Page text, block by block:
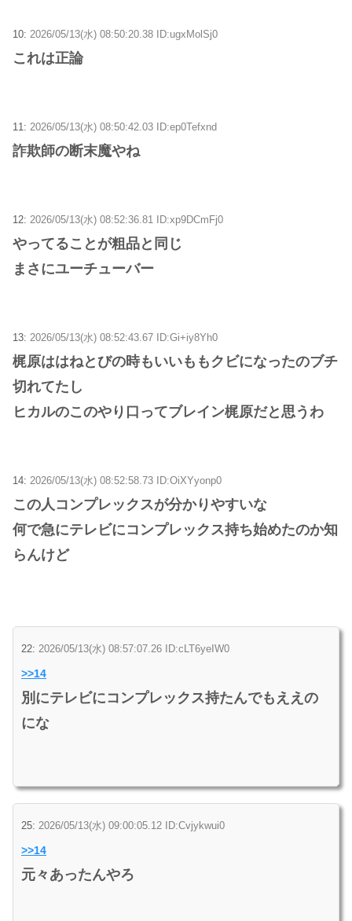
10: 2026/05/13(水) 08:50:20.38 ID:ugxMolSj0
これは正論
11: 2026/05/13(水) 08:50:42.03 ID:ep0Tefxnd
詐欺師の断末魔やね
12: 2026/05/13(水) 08:52:36.81 ID:xp9DCmFj0
やってることが粗品と同じ
まさにユーチューバー
13: 2026/05/13(水) 08:52:43.67 ID:Gi+iy8Yh0
梶原ははねとびの時もいいももクビになったのブチ
切れてたし
ヒカルのこのやり口ってブレイン梶原だと思うわ
14: 2026/05/13(水) 08:52:58.73 ID:OiXYyonp0
この人コンプレックスが分かりやすいな
何で急にテレビにコンプレックス持ち始めたのか知
らんけど
22: 2026/05/13(水) 08:57:07.26 ID:cLT6yeIW0
>>14
別にテレビにコンプレックス持たんでもええの
にな
25: 2026/05/13(水) 09:00:05.12 ID:Cvjykwui0
>>14
元々あったんやろ